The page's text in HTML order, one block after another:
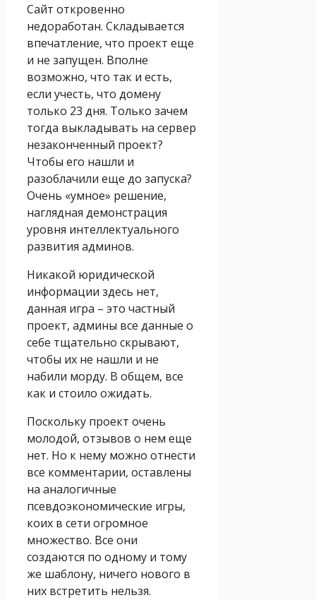
Сайт откровенно
недоработан. Складывается
впечатление, что проект еще
и не запущен. Вполне
возможно, что так и есть,
если учесть, что домену
только 23 дня. Только зачем
тогда выкладывать на сервер
незаконченный проект?
Чтобы его нашли и
разоблачили еще до запуска?
Очень «умное» решение,
наглядная демонстрация
уровня интеллектуального
развития админов.
Никакой юридической
информации здесь нет,
данная игра – это частный
проект, админы все данные о
себе тщательно скрывают,
чтобы их не нашли и не
набили морду. В общем, все
как и стоило ожидать.
Поскольку проект очень
молодой, отзывов о нем еще
нет. Но к нему можно отнести
все комментарии, оставлены
на аналогичные
псевдоэкономические игры,
коих в сети огромное
множество. Все они
создаются по одному и тому
же шаблону, ничего нового в
них встретить нельзя.